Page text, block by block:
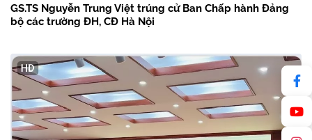
GS.TS Nguyễn Trung Việt trúng cử Ban Chấp hành Đảng
bộ các trường ĐH, CĐ Hà Nội